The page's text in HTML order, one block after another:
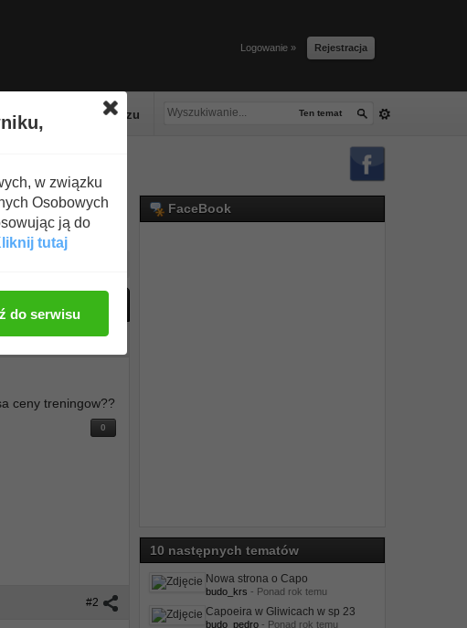
Logowanie » Rejestracja
Ten temat
Spalacze tłuszczu
#1
ceny treningow??
0
#2
FaceBook
10 następnych tematów
Nowa strona o Capo
budo_krs - Ponad rok temu
Capoeira w Gliwicach w sp 23
budo_pedro- Ponad rok temu
w związku
Osobowych
ją do
tutaj
do serwisu